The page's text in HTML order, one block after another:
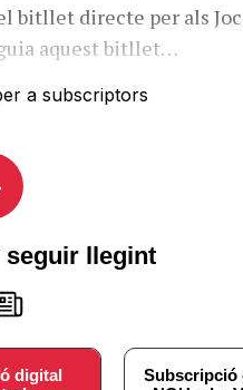
bitllet directe per als
aquest bitllet…
a subscriptors